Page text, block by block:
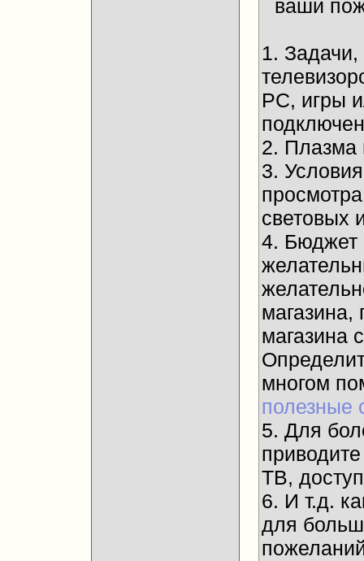
ваши
1.
PC, игры
2. Плазма
3.
световых
4. Бюджет
магазина,
магазина
многом
полезные
5. Для
ТВ,
6. И т.д.
для